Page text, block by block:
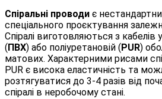
Спіральні проводи є
спеціального проєктування
Спіралі виготовляються з кабелів у
(ПВХ) або поліуретановій (PUR)
матових. Характерними рисами
PUR є висока еластичність та
розтягуватися до 3-4 разів від
спіралі в неробочому стані.